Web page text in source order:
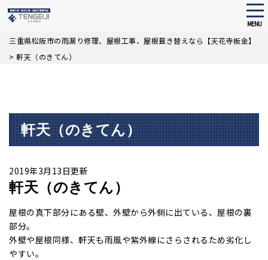
Skip
main
MENU
三重県松阪市の雨漏り修理、屋根工事、屋根葺き替えなら【天花寺板金】
> 軒天（のきてん）
軒天（のきてん）
2019年3月13日更新
軒天（のきてん）
屋根の真下部分にある壁、外壁から外側に出ている、屋根の裏
部分。
外壁や屋根同様、軒天も雨風や紫外線にさらされるため劣化し
やすい。